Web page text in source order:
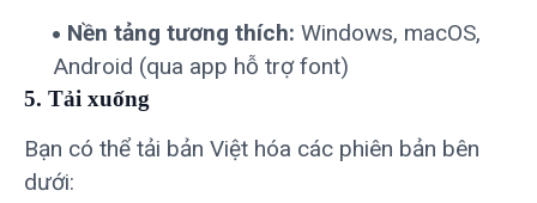
Nền tảng tương thích: Windows, macOS,
Android (qua app hỗ trợ font)
5. Tải xuống
Bạn có thể tải bản Việt hóa các phiên bản bên
dưới: